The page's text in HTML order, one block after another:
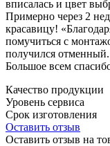
вписалась и цвет
Примерно через 2
красавицу!
помучиться с
получился отменный.
Большое всем
Качество продукции
Уровень сервиса
Срок изготовления
Оставить отзыв
Оставить отзыв на